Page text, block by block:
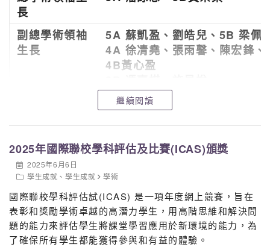
長
副總學術領袖
生長
5A 蘇凱盈、劉皓兒、5B 梁佩
4A 徐凊堯、張雨馨、陳宏鋒、
4B黃心盈
繼續閱讀
2025年國際聯校學科評估及比賽(ICAS)頒獎
2025年6月6日
學生成就 、學生成就 學術
國際聯校學科評估試(ICAS) 是一項年度網上競賽，旨在
表彰和獎勵學術卓越的高潛力學生，用高階思維和解決問
題的能力來評估學生將課堂學習應用於新環境的能力，為
了確保所有學生都能獲得參與和有益的體驗。